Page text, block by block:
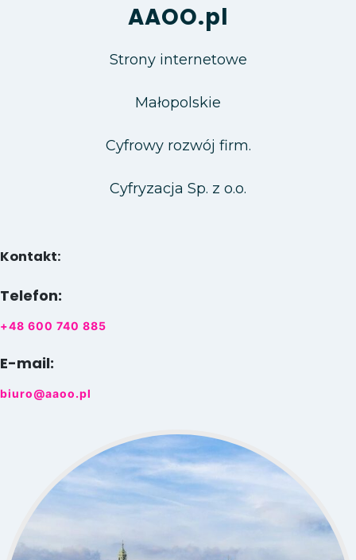
AAOO.pl
Strony internetowe
Małopolskie
Cyfrowy rozwój firm.
Cyfryzacja Sp. z o.o.
Kontakt:
Telefon:
+48 600 740 885
E-mail:
biuro@aaoo.pl